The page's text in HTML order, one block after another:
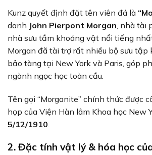
Kunz quyết định đặt tên viên đá là
danh John Pierpont Morgan , nhà
nhà sưu tầm khoáng vật nổi tiếng
Morgan đã tài trợ rất nhiều bộ sưu tập
bảo tàng tại New York và Paris, góp
ngành ngọc học toàn cầu.
Tên gọi “Morganite” chính thức được
họp của Viện Hàn lâm Khoa học New
5/12/1910
2. Đặc tính vật lý & hóa học